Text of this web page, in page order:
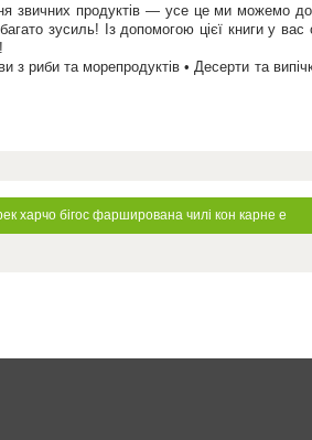
звичних продуктів — усе це ми можемо
зусиль! Із допомогою цієї книги у вас
з риби та морепродуктів • Десерти та
харчо бігос фарширована чилі кон карне е